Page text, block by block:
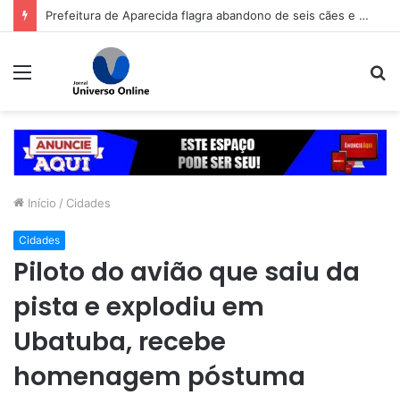
Prefeitura de Aparecida flagra abandono de seis cães e reitera que o ato é crime inafiançável
Menu
Início / Cidades
Cidades
Piloto do avião que saiu da
pista e explodiu em
Ubatuba, recebe
homenagem póstuma